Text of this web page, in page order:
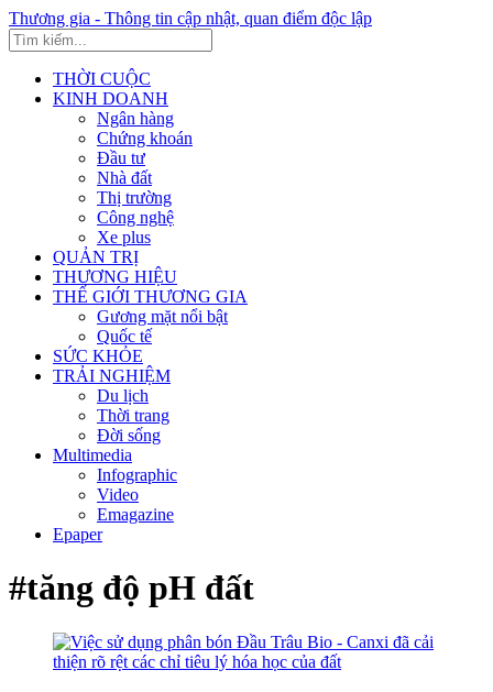
Thương gia - Thông tin cập nhật, quan điểm độc lập
THỜI CUỘC
KINH DOANH
Ngân hàng
Chứng khoán
Đầu tư
Nhà đất
Thị trường
Công nghệ
Xe plus
QUẢN TRỊ
THƯƠNG HIỆU
THẾ GIỚI THƯƠNG GIA
Gương mặt nổi bật
Quốc tế
SỨC KHỎE
TRẢI NGHIỆM
Du lịch
Thời trang
Đời sống
Multimedia
Infographic
Video
Emagazine
Epaper
#tăng độ pH đất